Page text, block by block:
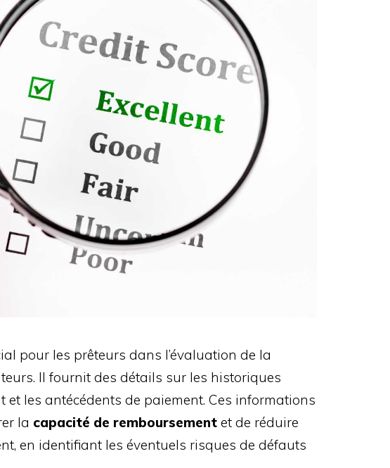
pour les prêteurs dans l’évaluation de la
Il fournit des détails sur les historiques
et les antécédents de paiement. Ces informations
la capacité de remboursement et de réduire
en identifiant les éventuels risques de défauts